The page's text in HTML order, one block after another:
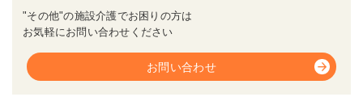
"その他"の施設介護でお困りの方は
お気軽にお問い合わせください
お問い合わせ